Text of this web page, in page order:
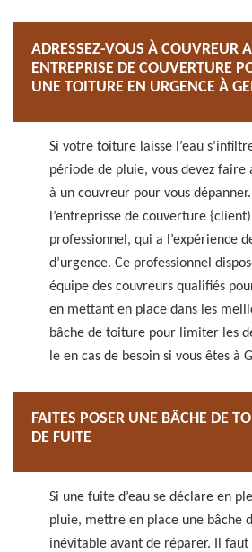
ADRESSEZ-VOUS À COUVREUR
ENTREPRISE DE COUVERTURE
UNE TOITURE EN URGENCE À
Si votre toiture laisse l’eau
période de pluie, vous devez faire
à un couvreur pour vous
l’entreprisse de couverture
professionnel, qui a l’expérience
d’urgence. Ce professionnel
équipe des couvreurs qualifiés
en mettant en place dans les
bâche de toiture pour limiter les
le en cas de besoin si vous êtes à
FAITES POSER UNE BÂCHE DE
DE FUITE
Si une fuite d’eau se déclare en
pluie, mettre en place une bâche
inévitable avant de réparer. Il